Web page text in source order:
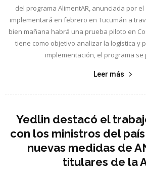
del programa AlimentAR, anunciada por
implementará en febrero en Tucumán a
bien mañana habrá una prueba piloto en
tiene como objetivo analizar la logística y
implementación, el programa se
Leer más
Yedlin destacó el
con los ministros del
nuevas medidas de
titulares de la